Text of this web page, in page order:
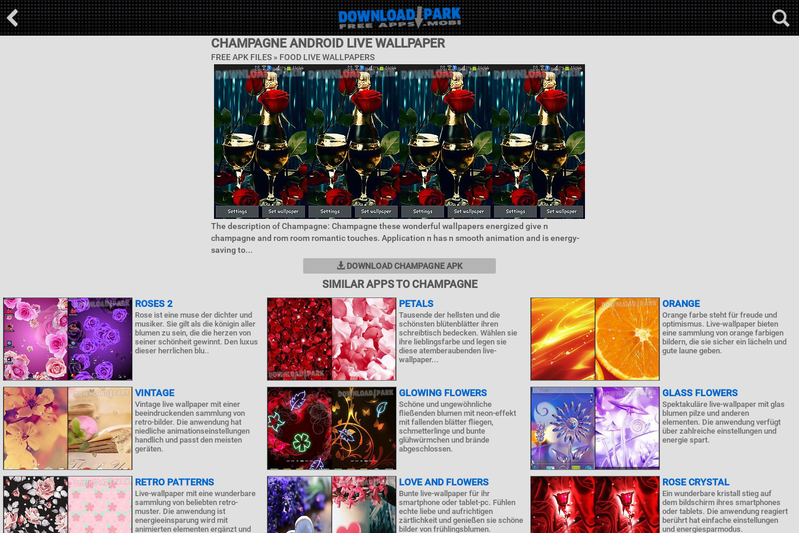
CHAMPAGNE ANDROID LIVE WALLPAPER
FREE APK FILES » FOOD LIVE WALLPAPERS
The description of Champagne: Champagne these wonderful wallpapers energized give n
champagne and rom room romantic touches. Application n has n smooth animation and is energy-
saving to...
DOWNLOAD CHAMPAGNE APK
SIMILAR APPS TO CHAMPAGNE
ROSES 2
Rose ist eine muse der dichter und
musiker. Sie gilt als die königin aller
blumen zu sein, die die herzen von
seiner schönheit gewinnt. Den luxus
dieser herrlichen blu..
PETALS
Tausende der hellsten und die
schönsten blütenblätter ihren
schreibtisch bedecken. Wählen sie
ihre lieblingsfarbe und legen sie
diese atemberaubenden live-
wallpaper...
ORANGE
Orange farbe steht für freude und
optimismus. Live-wallpaper bieten
eine sammlung von orange farbigen
bildern, die sie sicher ein lächeln und
gute laune geben.
VINTAGE
Vintage live wallpaper mit einer
beeindruckenden sammlung von
retro-bilder. Die anwendung hat
niedliche animationseinstellungen
handlich und passt den meisten
geräten.
GLOWING FLOWERS
Schöne und ungewöhnliche
fließenden blumen mit neon-effekt
mit fallenden blätter fliegen,
schmetterlinge und bunte
glühwürmchen und brände
abgeschlossen.
GLASS FLOWERS
Spektakuläre live-wallpaper mit glas
blumen pilze und anderen
elementen. Die anwendung verfügt
über zahlreiche einstellungen und
energie spart.
RETRO PATTERNS
Live-wallpaper mit eine wunderbare
sammlung von beliebten retro-
muster. Die anwendung ist
energieeinsparung wird mit
animierten elementen ergänzt und
LOVE AND FLOWERS
Bunte live-wallpaper für ihr
smartphone oder tablet-pc. Fühlen
echte liebe und aufrichtigen
zärtlichkeit und genießen sie schöne
bilder von frühlingsblumen.
ROSE CRYSTAL
Ein wunderbare kristall stieg auf
dem bildschirm ihres smartphones
oder tablets. Die anwendung reagiert
berührt hat einfache einstellungen
und energiesparmodus.